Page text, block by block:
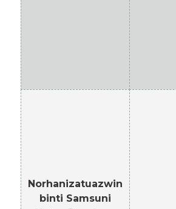
Norhanizatuazwin
binti Samsuni